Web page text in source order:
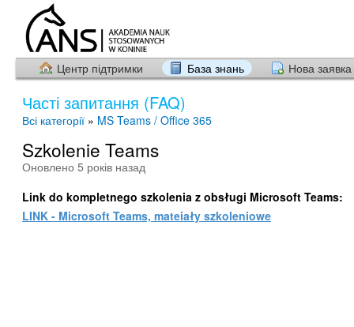
Центр підтримки База знань Нова заявка
Часті запитання (FAQ)
Всі категорії » MS Teams / Office 365
Szkolenie Teams
Оновлено 5 років назад
Link do kompletnego szkolenia z obsługi Microsoft Teams:
LINK - Microsoft Teams, mateiały szkoleniowe